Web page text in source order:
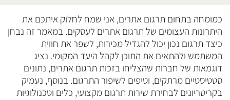
כמומחה בתחום תרגום אתרים, אני שמח לחלוק איתכם את
היתרונות העצומים של תרגום אתרים לעסקים. במאמר זה נבחן
כיצד תרגום נכון יכול להגדיל מכירות, לשפר את חווית
המשתמש ולהתאים את התוכן לקהל היעד המקומי. נציג
דוגמאות של חברות שהצליחו בזכות תרגום אתרים, נתונים
סטטיסטיים מרתקים, וטיפים לשיפור התרגום. בנוסף, נעמיק
בקריטריונים לבחירת שירות תרגום מקצועי, כלים וטכנולוגיות